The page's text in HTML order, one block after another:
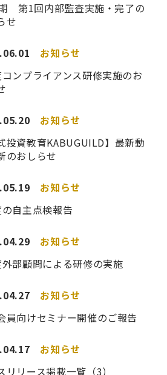
第1回内部監査実施・完了の
せ
お知らせ
ンプライアンス研修実施のお
お知らせ
投資教育KABUGUILD】最新動
のおしらせ
お知らせ
自主点検報告
お知らせ
部顧問による研修の実施
お知らせ
員向けセミナー開催のご報告
お知らせ
リリース掲載一覧（3）